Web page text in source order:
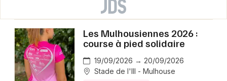
Les Mulhousiennes 2026 :
course à pied solidaire
19/09/2026 → 20/09/2026
Stade de l'Ill - Mulhouse